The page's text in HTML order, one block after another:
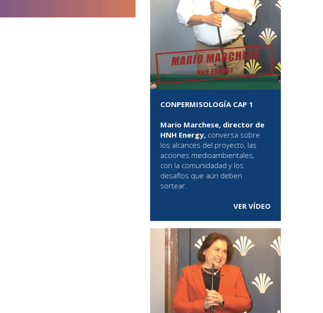
CONPERMISOLOGÍA CAP 1
Mario Marchese, director de
HNH Energy, conversa sobre
los alcances del proyecto, las
acciones medioambientales,
con la comunidadad y los
desafíos que aún deben
sortear.
VER VÍDEO